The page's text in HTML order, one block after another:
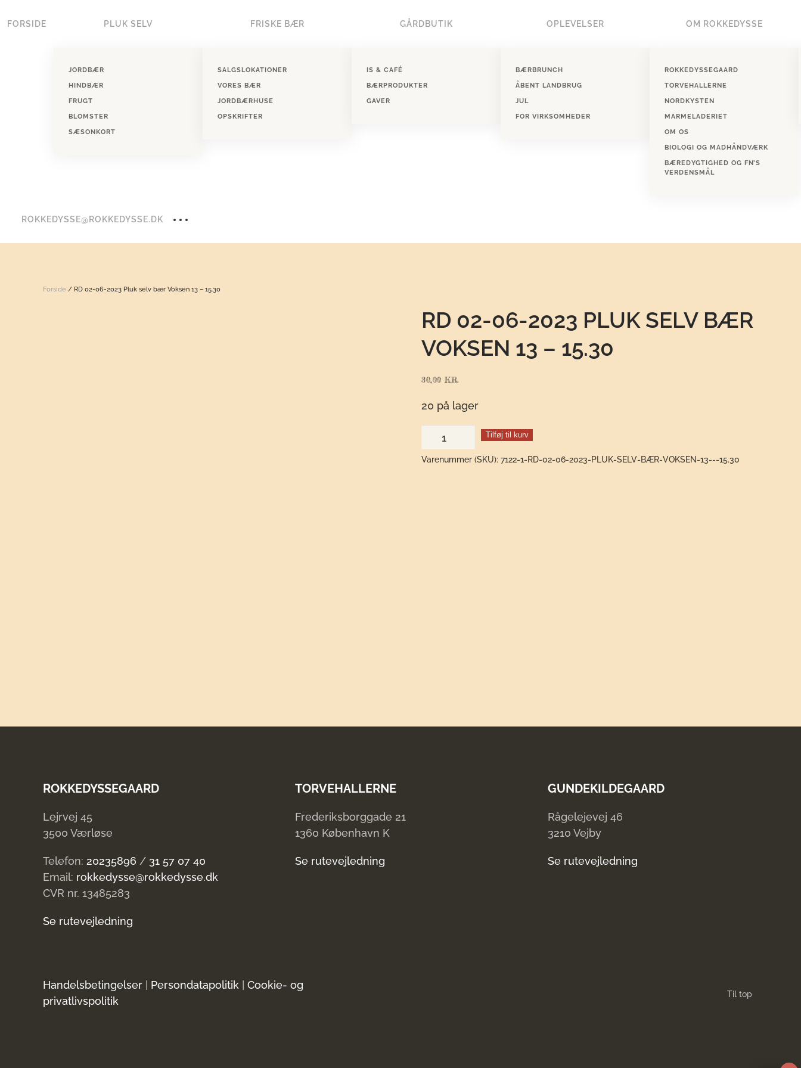
Skip to main content
FORSIDE PLUK SELV
JORDBÆR
HINDBÆR
FRUGT
BLOMSTER
SÆSONKORT
FRISKE BÆR
SALGSLOKATIONER
VORES BÆR
JORDBÆRHUSE
OPSKRIFTER
GÅRDBUTIK
IS & CAFÉ
BÆRPRODUKTER
GAVER
OPLEVELSER
BÆRBRUNCH
ÅBENT LANDBRUG
JUL
FOR VIRKSOMHEDER
OM ROKKEDYSSE
ROKKEDYSSEGAARD
TORVEHALLERNE
NORDKYSTEN
MARMELADERIET
OM OS
BIOLOGI OG MADHÅNDVÆRK
BÆREDYGTIGHED OG FN’S
VERDENSMÅL
ROKKEDYSSE@ROKKEDYSSE.DK
Forside / RD 02-06-2023 Pluk selv bær Voksen 13 – 15.30
RD 02-06-2023 PLUK SELV BÆR
VOKSEN 13 – 15.30
30,00 KR.
20 på lager
02-
06-
Tilføj til kurv
Varenummer (SKU): 7122-1-RD-02-06-2023-PLUK-SELV-BÆR-VOKSEN-13---15.30
ROKKEDYSSEGAARD
Lejrvej 45
3500 Værløse
Telefon: 20235896 / 31 57 07 40
Email: rokkedysse@rokkedysse.dk
CVR nr. 13485283
Se rutevejledning
TORVEHALLERNE
Frederiksborggade 21
1360 København K
Se rutevejledning
GUNDEKILDEGAARD
Rågelejevej 46
3210 Vejby
Se rutevejledning
Handelsbetingelser Persondatapolitik
Cookie- og
privatlivspolitik
Til top